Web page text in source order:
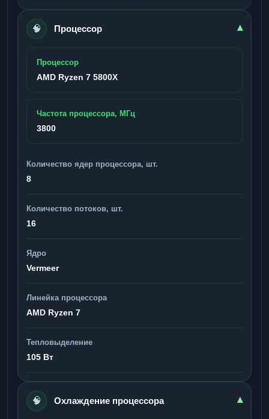
🧠 Процессор ▾
Процессор
AMD Ryzen 7 5800X
Частота процессора, МГц
3800
Количество ядер процессора, шт.
8
Количество потоков, шт.
16
Ядро
Vermeer
Линейка процессора
AMD Ryzen 7
Тепловыделение
105 Вт
🧠 Охлаждение процессора ▾